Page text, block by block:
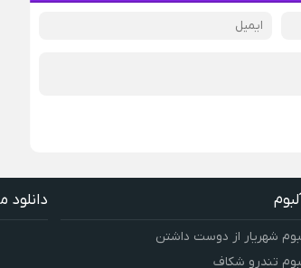
شهریار از دوست داشتن
تندرو شکاف
دانلود